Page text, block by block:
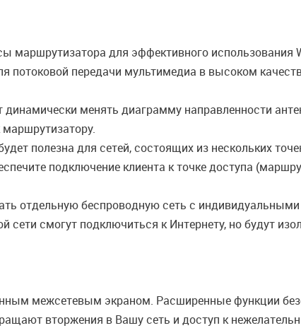
маршрутизатора для эффективного использования
передачи мультимедиа в высоком
менять диаграмму направленности
полезна для сетей, состоящих из нескольких
подключение клиента к точке доступа
отдельную беспроводную сеть с
сети смогут подключиться к Интернету, но будут
межсетевым экраном. Расширенные функции
вторжения в Вашу сеть и доступ к